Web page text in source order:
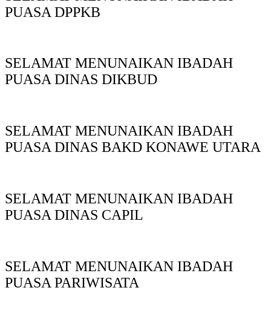
PUASA DPPKB
SELAMAT MENUNAIKAN IBADAH
PUASA DINAS DIKBUD
SELAMAT MENUNAIKAN IBADAH
PUASA DINAS BAKD KONAWE UTARA
SELAMAT MENUNAIKAN IBADAH
PUASA DINAS CAPIL
SELAMAT MENUNAIKAN IBADAH
PUASA PARIWISATA